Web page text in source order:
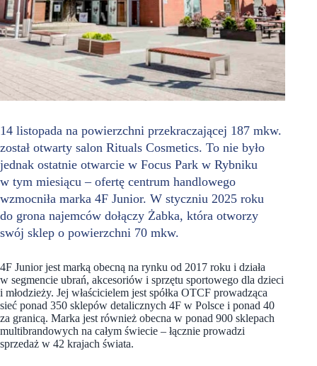
14 listopada na powierzchni przekraczającej 187 mkw.
został otwarty salon Rituals Cosmetics. To nie było
jednak ostatnie otwarcie w Focus Park w Rybniku
w tym miesiącu – ofertę centrum handlowego
wzmocniła marka 4F Junior. W styczniu 2025 roku
do grona najemców dołączy Żabka, która otworzy
swój sklep o powierzchni 70 mkw.
4F Junior jest marką obecną na rynku od 2017 roku i działa
w segmencie ubrań, akcesoriów i sprzętu sportowego dla dzieci
i młodzieży. Jej właścicielem jest spółka OTCF prowadząca
sieć ponad 350 sklepów detalicznych 4F w Polsce i ponad 40
za granicą. Marka jest również obecna w ponad 900 sklepach
multibrandowych na całym świecie – łącznie prowadzi
sprzedaż w 42 krajach świata.